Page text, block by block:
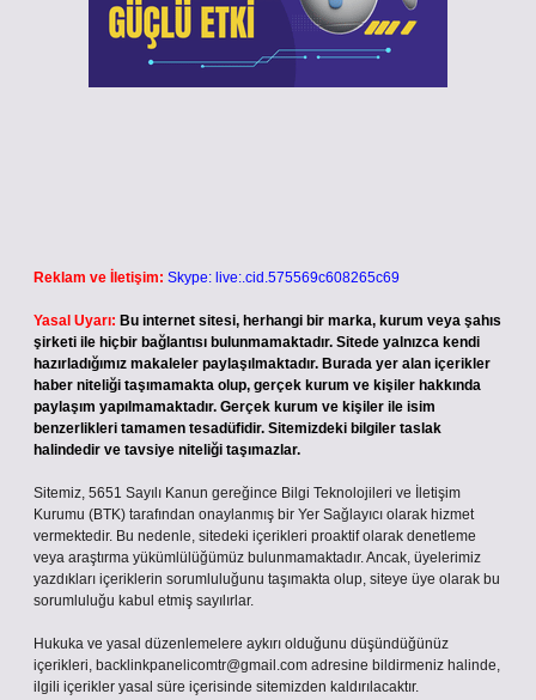
Reklam ve İletişim: Skype: live:.cid.575569c608265c69
Yasal Uyarı: Bu internet sitesi, herhangi bir marka, kurum veya şahıs
şirketi ile hiçbir bağlantısı bulunmamaktadır. Sitede yalnızca kendi
hazırladığımız makaleler paylaşılmaktadır. Burada yer alan içerikler
haber niteliği taşımamakta olup, gerçek kurum ve kişiler hakkında
paylaşım yapılmamaktadır. Gerçek kurum ve kişiler ile isim
benzerlikleri tamamen tesadüfidir. Sitemizdeki bilgiler taslak
halindedir ve tavsiye niteliği taşımazlar.
Sitemiz, 5651 Sayılı Kanun gereğince Bilgi Teknolojileri ve İletişim
Kurumu (BTK) tarafından onaylanmış bir Yer Sağlayıcı olarak hizmet
vermektedir. Bu nedenle, sitedeki içerikleri proaktif olarak denetleme
veya araştırma yükümlülüğümüz bulunmamaktadır. Ancak, üyelerimiz
yazdıkları içeriklerin sorumluluğunu taşımakta olup, siteye üye olarak bu
sorumluluğu kabul etmiş sayılırlar.
Hukuka ve yasal düzenlemelere aykırı olduğunu düşündüğünüz
içerikleri, backlinkpanelicomtr@gmail.com adresine bildirmeniz halinde,
ilgili içerikler yasal süre içerisinde sitemizden kaldırılacaktır.